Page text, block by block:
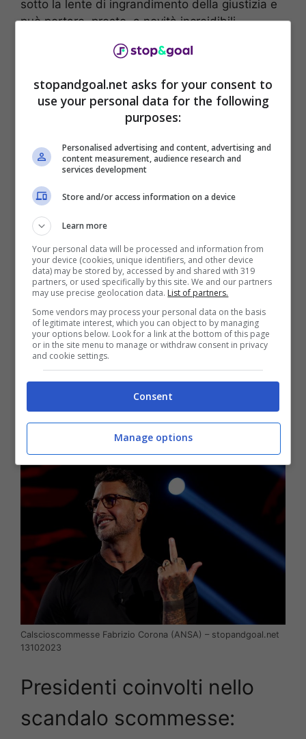
sotto la lente di ingrandimento della giustizia e
può portare, presto, a novità increidibili.
Intanto Fabrizio Corona sui propri canali social
ha lanciato l’ennesimo scoop che potrebbe
portare a un nuovo colpo basso per la Serie A.
Pare che ci siano anchetre presidenti di
squadre di Serie A
coinvolti in questo scandalo
scommesse.
“Nello scandalo ci sono tre presidenti coinvolti.
Uno di essi lavora in una squadra del Sud
Italia”,
facendo alzare un nuovo polverone di
polemiche.
Calscioscommesse Fabrizio Corona (ANSA) – stopandgoal.net
13102023
Presidenti coinvolti nello
scandalo scommesse:
stopandgoal.net asks for your consent to
use your personal data for the following
purposes:
Personalised advertising and content, advertising and
content measurement, audience research and
services development
Store and/or access information on a device
Learn more
Your personal data will be processed and information from
your device (cookies, unique identifiers, and other device
data) may be stored by, accessed by and shared with 319
partners, or used specifically by this site. We and our partners
may use precise geolocation data. List of partners.
Some vendors may process your personal data on the basis
of legitimate interest, which you can object to by managing
your options below. Look for a link at the bottom of this page
or in the site menu to manage or withdraw consent in privacy
and cookie settings.
Consent
Manage options